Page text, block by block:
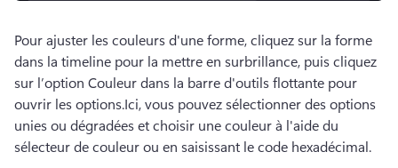
Pour ajuster les couleurs d'une forme, cliquez sur la forme
dans la timeline pour la mettre en surbrillance, puis cliquez
sur l’option Couleur dans la barre d'outils flottante pour
ouvrir les options.Ici, vous pouvez sélectionner des options
unies ou dégradées et choisir une couleur à l'aide du
sélecteur de couleur ou en saisissant le code hexadécimal.